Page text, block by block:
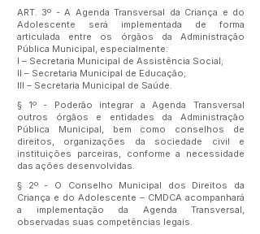
ART. 3º - A Agenda Transversal da Criança e do
Adolescente será implementada de forma
articulada entre os órgãos da Administração
Pública Municipal, especialmente:
I – Secretaria Municipal de Assistência Social;
II – Secretaria Municipal de Educação;
III – Secretaria Municipal de Saúde.
§ 1º - Poderão integrar a Agenda Transversal
outros órgãos e entidades da Administração
Pública Municipal, bem como conselhos de
direitos, organizações da sociedade civil e
instituições parceiras, conforme a necessidade
das ações desenvolvidas.
§ 2º - O Conselho Municipal dos Direitos da
Criança e do Adolescente – CMDCA acompanhará
a implementação da Agenda Transversal,
observadas suas competências legais.